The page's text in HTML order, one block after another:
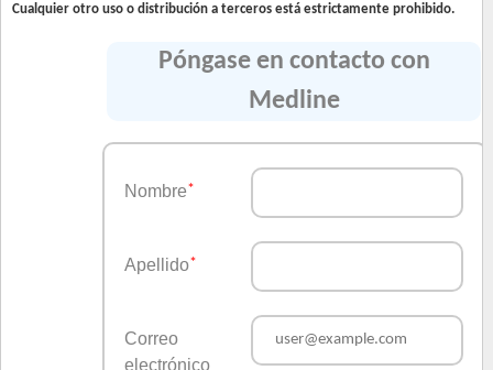
Cualquier otro uso o distribución a terceros está estrictamente prohibido.
Póngase en contacto con
Medline
Nombre*
Apellido*
Correo
electrónico